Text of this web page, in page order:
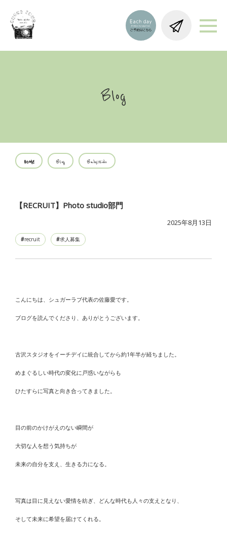
Blog
HOME Blog Baby/Kids
【RECRUIT】Photo studio部門
2025年8月13日
recruit 求人募集
こんにちは、シュガーラブ代表の佐藤愛です。
ブログを読んでくださり、ありがとうございます。
古沢スタジオをイーチデイに統合してから約1年半が経ちました。
めまぐるしい時代の変化に戸惑いながらも
ひたすらに写真と向き合ってきました。
目の前のかけがえのない瞬間が
大切な人を想う気持ちが
未来の自分を支え、生きる力になる。
写真は目に見えない愛情を紡ぎ、どんな時代も人々の支えとなり、
そして未来に希望を届けてくれる。